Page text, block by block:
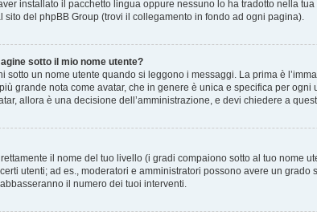
installato il pacchetto lingua oppure nessuno lo ha tradotto nella
sito del phpBB Group (trovi il collegamento in fondo ad ogni pagina).
sotto il mio nome utente?
sotto un nome utente quando si leggono i messaggi. La prima è
grande nota come avatar, che in genere è unica e specifica per
allora è una decisione dell’amministrazione, e devi chiedere a
il nome del tuo livello (i gradi compaiono sotto al tuo
utenti; ad es., moderatori e amministratori possono avere un
il numero dei tuoi interventi.